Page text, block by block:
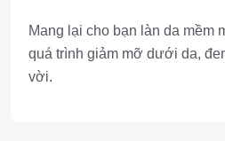
Mang lại cho bạn làn da mềm
quá trình giảm mỡ dưới da,
vời.